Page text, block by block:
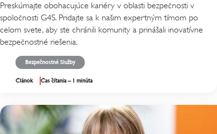
Preskúmajte obohacujúce kariéry v oblasti bezpečnosti v
spoločnosti G4S. Pridajte sa k našim expertným tímom po
celom svete, aby ste chránili komunity a prinášali inovatívne
bezpečnostné riešenia.
Bezpečnostné Služby
Článok Čas čítania – 1 minúta